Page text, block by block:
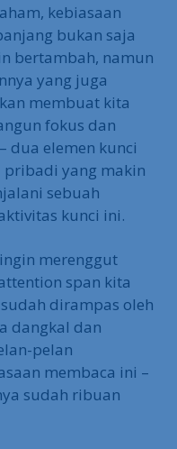
kebiasaan
bukan saja
bertambah, namun
yang juga
membuat kita
fokus dan
dua elemen kunci
yang makin
sebuah
kunci ini.
merenggut
span kita
dirampas oleh
dangkal dan
pelan
membaca ini –
sudah ribuan